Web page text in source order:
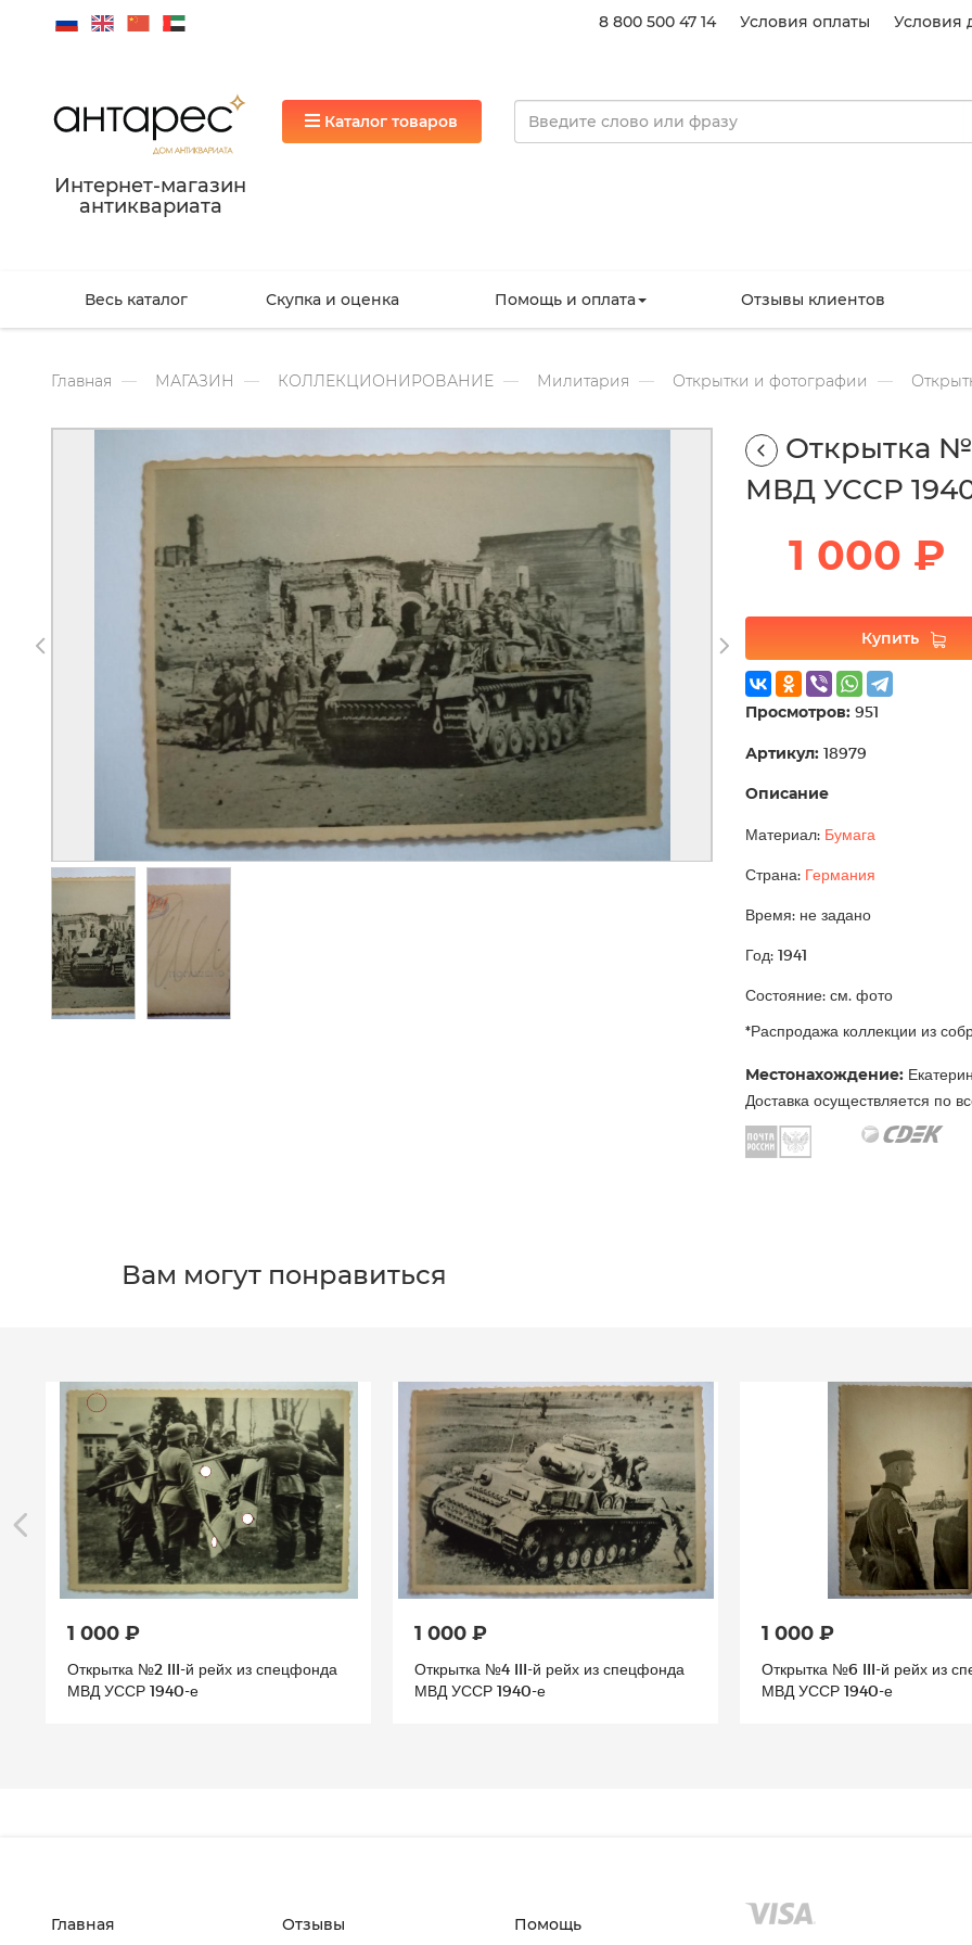
8 800 500 47 14 Условия оплаты Условия
Интернет-магазин
антиквариата
Каталог товаров
Весь каталог Скупка и оценка Помощь и оплата Отзывы клиентов
Главная МАГАЗИН КОЛЛЕКЦИОНИРОВАНИЕ Милитария Открытки и фотографии
Открытка
МВД УССР
1 000 ₽
Купить
Просмотров: 951
Артикул: 18979
Описание
Материал: Бумага
Страна: Германия
Время: не задано
Год: 1941
Состояние: см. фото
*Распродажа коллекции из
Местонахождение:
Доставка осуществляется по
Вам могут понравиться
1 000 ₽
Открытка №2 III-й рейх из спецфонда
МВД УССР 1940-е
1 000 ₽
Открытка №4 III-й рейх из спецфонда
МВД УССР 1940-е
1 000 ₽
Открытка №6 III-й рейх из
МВД УССР 1940-е
Главная Отзывы Помощь